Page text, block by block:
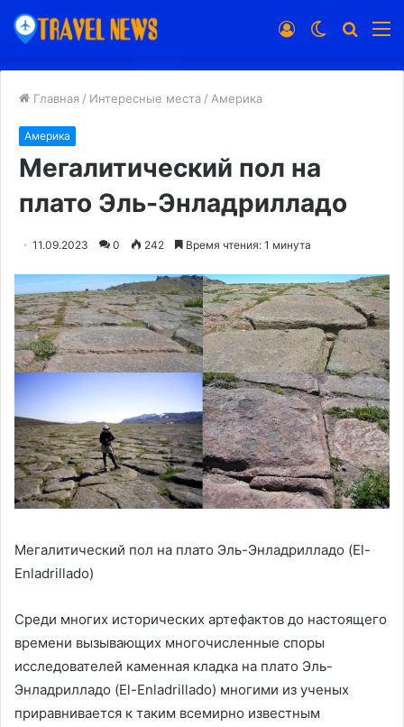
Switch
Войти
Главная / Интересные места / Америка
Америка
Мегалитический пол на
плато Эль-Энладрилладо
11.09.2023 0 242 Время чтения: 1 минута
Мегалитический пол на плато Эль-Энладрилладо (El-
Enladrillado)
Среди многих исторических артефактов до настоящего
времени вызывающих многочисленные споры
исследователей каменная кладка на плато Эль-
Энладрилладо (El-Enladrillado) многими из ученых
приравнивается к таким всемирно известным